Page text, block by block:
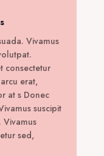
Vivamus
consectetur
erat,
at s Donec
suscipit
sed,